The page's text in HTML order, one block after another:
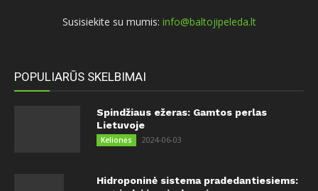
Susisiekite su mumis: info@baltojipeleda.lt
POPULIARŪS SKELBIMAI
Spindžiaus ežeras: Gamtos perlas
Lietuvoje
Kelionės 2024-06-03
Hidroponinė sistema pradedantiesiems: